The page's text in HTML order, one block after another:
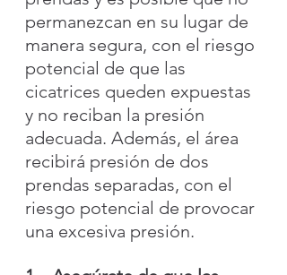
permanezcan en su lugar de
manera segura, con el riesgo
potencial de que las
cicatrices queden expuestas
y no reciban la presión
adecuada. Además, el área
recibirá presión de dos
prendas separadas, con el
riesgo potencial de provocar
una excesiva presión.